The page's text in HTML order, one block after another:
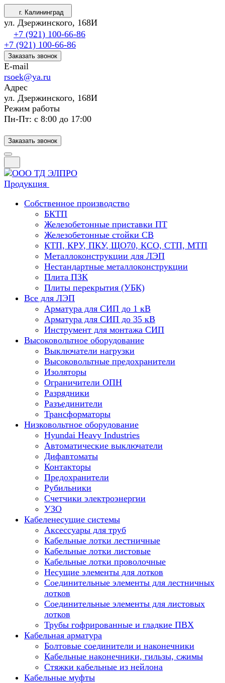
г. Калининград
ул. Дзержинского, 168И
+7 (921) 100-66-86
+7 (921) 100-66-86
Заказать звонок
E-mail
rsoek@ya.ru
Адрес
ул. Дзержинского, 168И
Режим работы
Пн-Пт: с 8:00 до 17:00
Заказать звонок
Продукция
Собственное производство
БКТП
Железобетонные приставки ПТ
Железобетонные стойки СВ
КТП, КРУ, ПКУ, ЩО70, КСО, СТП, МТП
Металлоконструкции для ЛЭП
Нестандартные металлоконструкции
Плита ПЗК
Плиты перекрытия (УБК)
Все для ЛЭП
Арматура для СИП до 1 кВ
Арматура для СИП до 35 кВ
Инструмент для монтажа СИП
Высоковольтное оборудование
Выключатели нагрузки
Высоковольтные предохранители
Изоляторы
Ограничители ОПН
Разрядники
Разъединители
Трансформаторы
Низковольтное оборудование
Hyundai Heavy Industries
Автоматические выключатели
Дифавтоматы
Контакторы
Предохранители
Рубильники
Счетчики электроэнергии
УЗО
Кабеленесущие системы
Аксессуары для труб
Кабельные лотки лестничные
Кабельные лотки листовые
Кабельные лотки проволочные
Несущие элементы для лотков
Соединительные элементы для лестничных
лотков
Соединительные элементы для листовых
лотков
Трубы гофрированные и гладкие ПВХ
Кабельная арматура
Болтовые соединители и наконечники
Кабельные наконечники, гильзы, сжимы
Стяжки кабельные из нейлона
Кабельные муфты